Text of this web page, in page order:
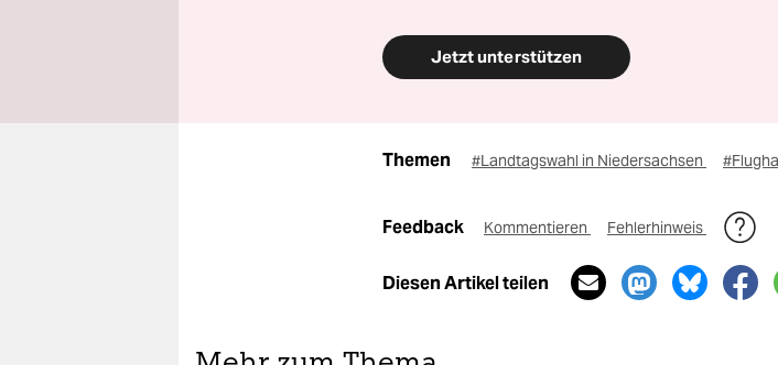
Jetzt unterstützen
Themen #Landtagswahl in Niedersachsen
Feedback Kommentieren Fehlerhinweis
Diesen Artikel teilen